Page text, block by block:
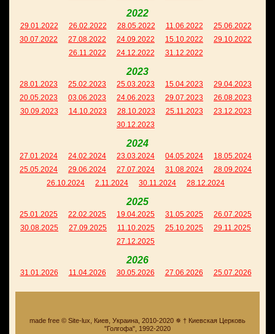
2022
29.01.2022 26.02.2022 28.05.2022 11.06.2022
25.06.2022
30.07.2022
27.08.2022 24.09.2022 15.10.2022
29.10.2022
26.11.2022
24.12.2022 31.12.2022
2023
28.01.2023 25.02.2023 25.03.2023 15.04.2023
29.04.2023
20.05.2023
03.06.2023 24.06.2023 29.07.2023
26.08.2023
30.09.2023
14.10.2023 28.10.2023 25.11.2023
23.12.2023
30.12.2023
2024
27.01.2024 24.02.2024 23.03.2024 04.05.2024
18.05.2024
25.05.2024
29.06.2024 27.07.2024 31.08.2024
28.09.2024
26.10.2024
2.11.2024 30.11.2024 28.12.2024
2025
25.01.2025 22.02.2025 19.04.2025 31.05.2025
26.07.2025
30.08.2025
27.09.2025 11.10.2025 25.10.2025
29.11.2025
27.12.2025
2026
31.01.2026 11.04.2026 30.05.2026 27.06.2026 25.07.2026
made free © Site-lux, Киев, Украина, 2010-2020 ✵ † Киевская Церковь
"Голгофа", 1992-2020